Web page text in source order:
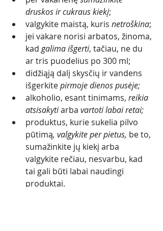
druskos ir cukraus kiekį;
valgykite maistą, kuris netroškina;
jei vakare norisi arbatos, žinoma,
kad galima išgerti, tačiau, ne du
ar tris puodelius po 300 ml;
didžiąją dalį skysčių ir vandens
išgerkite pirmoje dienos pusėje;
alkoholio, esant tinimams, reikia
atsisakyti arba vartoti labai retai;
produktus, kurie sukelia pilvo
pūtimą, valgykite per pietus, be to,
sumažinkite jų kiekį arba
valgykite rečiau, nesvarbu, kad
tai gali būti labai naudingi
produktai.